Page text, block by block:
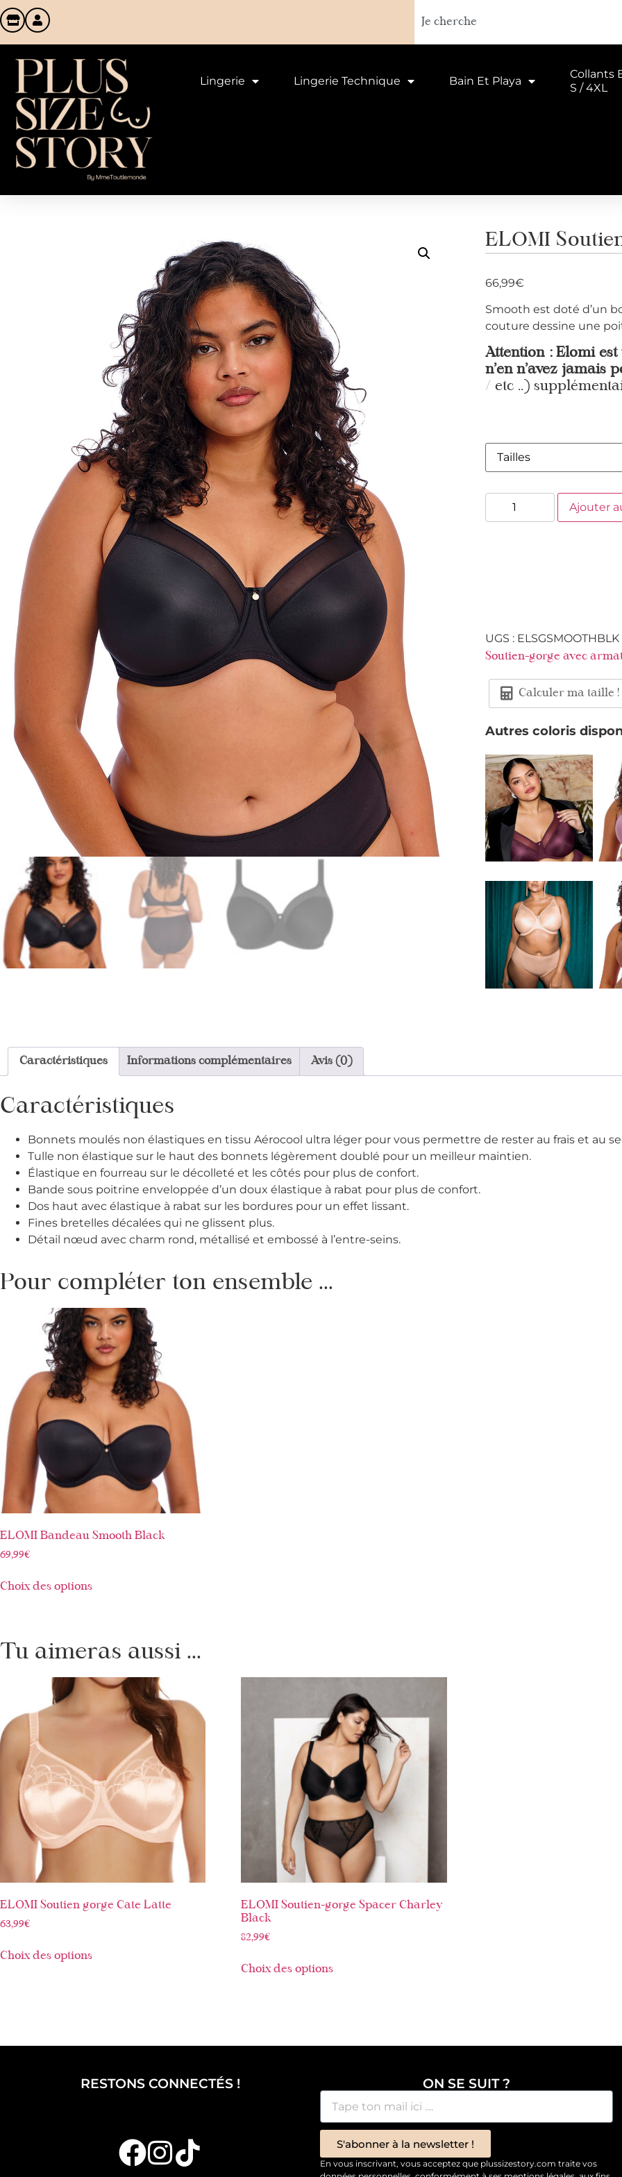
Lingerie Lingerie Technique Bain Et Playa
Collants
S / 4XL
ELOMI
66,99€
Smooth est doté d’un
couture dessine une
Attention : Elomi
n’en n’avez jamais
/ etc ..)
Ajouter
UGS : ELSGSMOOTHBLK
Soutien-gorge avec
Calculer ma taille !
Autres coloris
Caractéristiques Informations complémentaires Avis (0)
Caractéristiques
Bonnets moulés non élastiques en tissu Aérocool ultra léger pour vous permettre de rester au frais et au
Tulle non élastique sur le haut des bonnets légèrement doublé pour un meilleur maintien.
Élastique en fourreau sur le décolleté et les côtés pour plus de confort.
Bande sous poitrine enveloppée d’un doux élastique à rabat pour plus de confort.
Dos haut avec élastique à rabat sur les bordures pour un effet lissant.
Fines bretelles décalées qui ne glissent plus.
Détail nœud avec charm rond, métallisé et embossé à l’entre-seins.
Pour compléter ton ensemble ...
ELOMI Bandeau Smooth Black
69,99€
Choix des options
Tu aimeras aussi ...
ELOMI Soutien gorge Cate Latte
63,99€
Choix des options
ELOMI Soutien-gorge Spacer Charley
Black
82,99€
Choix des options
RESTONS CONNECTÉS ! ON SE SUIT ?
S'abonner à la newsletter !
En vous inscrivant, vous acceptez que plussizestory.com traite vos